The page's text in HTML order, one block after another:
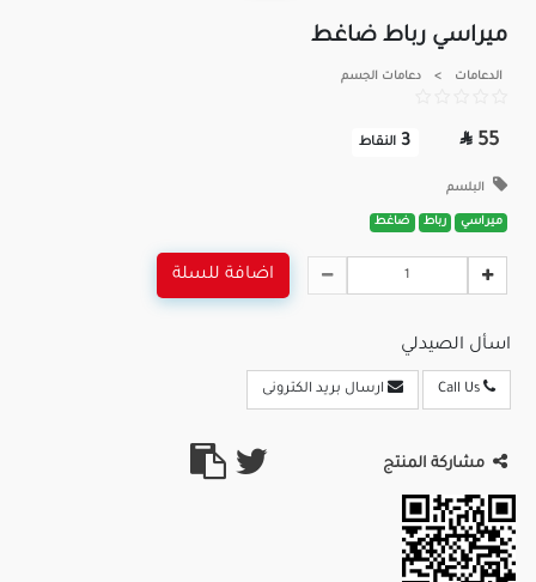
ميراسي رباط ضاغط
الدعامات > دعامات الجسم
55

3 النقاط
البلسم
ميراسي رباط ضاغط
اضافة للسلة
اسأل الصيدلي
ارسال بريد الكترونى
مشاركة المنتج